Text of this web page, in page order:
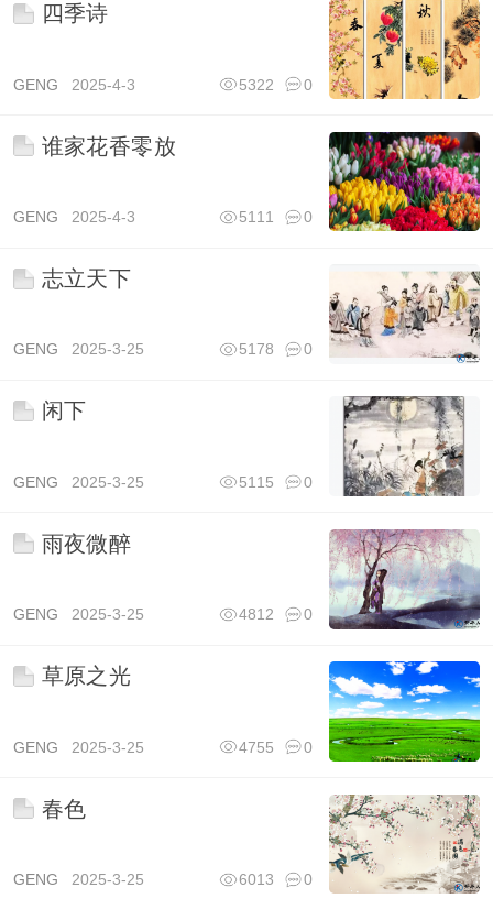
四季诗
GENG 2025-4-3 0
5322
谁家花香零放
GENG 2025-4-3 0
5111
志立天下
GENG 2025-3-25 0
5178
闲下
GENG 2025-3-25 0
5115
雨夜微醉
GENG 2025-3-25 0
4812
草原之光
GENG 2025-3-25 0
4755
春色
GENG 2025-3-25 0
6013